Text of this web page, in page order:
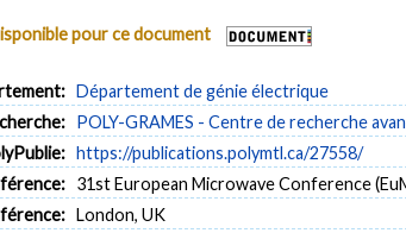
pour ce document
Département de génie électrique
POLY-GRAMES - Centre de recherche
https://publications.polymtl.ca/27558/
31st European Microwave Conference
London, UK